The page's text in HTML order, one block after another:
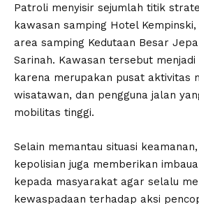
Patroli menyisir sejumlah titik
kawasan samping Hotel
area samping Kedutaan Besar
Sarinah. Kawasan tersebut
karena merupakan pusat aktivitas
wisatawan, dan pengguna jalan
mobilitas tinggi.
Selain memantau situasi
kepolisian juga memberikan
kepada masyarakat agar selalu
kewaspadaan terhadap aksi